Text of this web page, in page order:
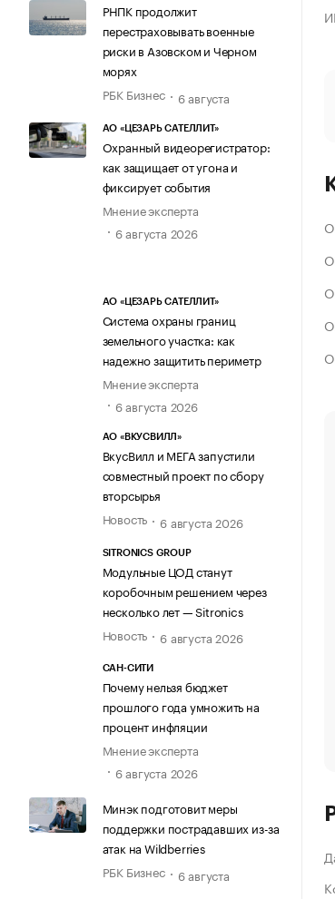
РНПК продолжит
перестраховывать военные
риски в Азовском и Черном
морях
РБК Бизнес
6 августа
АО «ЦЕЗАРЬ САТЕЛЛИТ»
Охранный видеорегистратор:
как защищает от угона и
фиксирует события
Мнение эксперта
6 августа 2026
АО «ЦЕЗАРЬ САТЕЛЛИТ»
Система охраны границ
земельного участка: как
надежно защитить периметр
Мнение эксперта
6 августа 2026
АО «ВКУСВИЛЛ»
ВкусВилл и МЕГА запустили
совместный проект по сбору
вторсырья
Новость
6 августа 2026
SITRONICS GROUP
Модульные ЦОД станут
коробочным решением через
несколько лет — Sitronics
Новость
6 августа 2026
САН-СИТИ
Почему нельзя бюджет
прошлого года умножить на
процент инфляции
Мнение эксперта
6 августа 2026
Минэк подготовит меры
поддержки пострадавших из-за
атак на Wildberries
РБК Бизнес
6 августа